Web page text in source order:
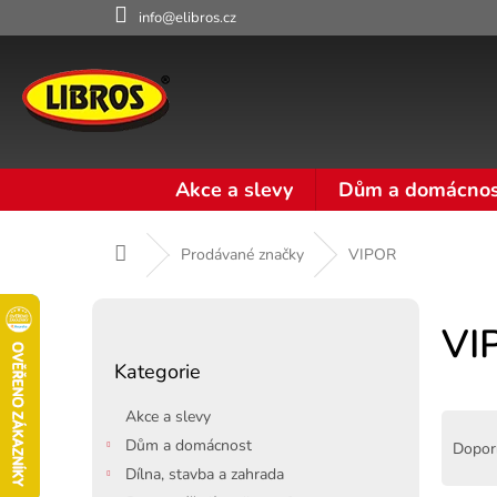
na
info@elibros.cz
Akce a slevy Dům a
Domů Prodávané značky VIPOR
kategorie
Kategorie
Akce a slevy
Dům a domácnost
Dílna, stavba a zahrada